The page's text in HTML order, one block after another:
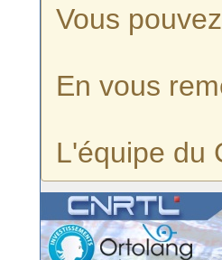
Vous
En vous
L'équipe du